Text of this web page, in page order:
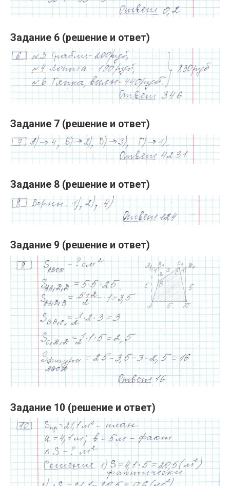
Задание 6 (решение и ответ)
Задание 7 (решение и ответ)
Задание 8 (решение и ответ)
Задание 9 (решение и ответ)
Задание 10 (решение и ответ)